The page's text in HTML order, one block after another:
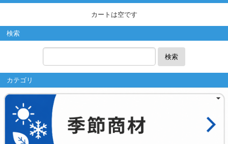
カートは空です
検索
検索
カテゴリ